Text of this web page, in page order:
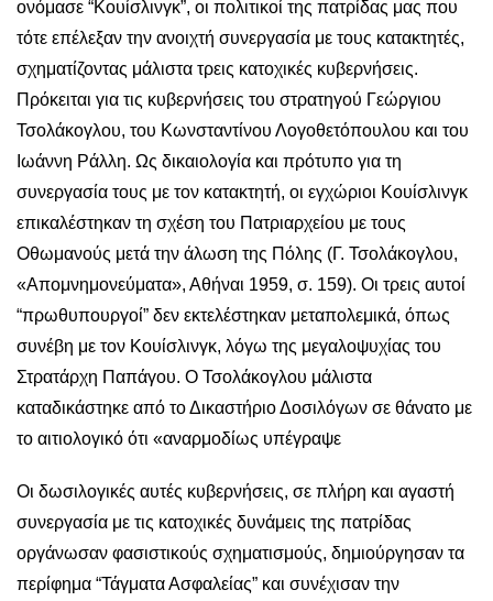
ονόμασε “Κουίσλινγκ”, οι πολιτικοί της πατρίδας μας που
τότε επέλεξαν την ανοιχτή συνεργασία με τους κατακτητές,
σχηματίζοντας μάλιστα τρεις κατοχικές κυβερνήσεις.
Πρόκειται για τις κυβερνήσεις του στρατηγού Γεώργιου
Τσολάκογλου, του Κωνσταντίνου Λογοθετόπουλου και του
Ιωάννη Ράλλη. Ως δικαιολογία και πρότυπο για τη
συνεργασία τους με τον κατακτητή, οι εγχώριοι Κουίσλινγκ
επικαλέστηκαν τη σχέση του Πατριαρχείου με τους
Οθωμανούς μετά την άλωση της Πόλης (Γ. Τσολάκογλου,
«Απομνημονεύματα», Αθήναι 1959, σ. 159). Οι τρεις αυτοί
“πρωθυπουργοί” δεν εκτελέστηκαν μεταπολεμικά, όπως
συνέβη με τον Κουίσλινγκ, λόγω της μεγαλοψυχίας του
Στρατάρχη Παπάγου. Ο Τσολάκογλου μάλιστα
καταδικάστηκε από το Δικαστήριο Δοσιλόγων σε θάνατο με
το αιτιολογικό ότι «αναρμοδίως υπέγραψε
Οι δωσιλογικές αυτές κυβερνήσεις, σε πλήρη και αγαστή
συνεργασία με τις κατοχικές δυνάμεις της πατρίδας
οργάνωσαν φασιστικούς σχηματισμούς, δημιούργησαν τα
περίφημα “Τάγματα Ασφαλείας” και συνέχισαν την